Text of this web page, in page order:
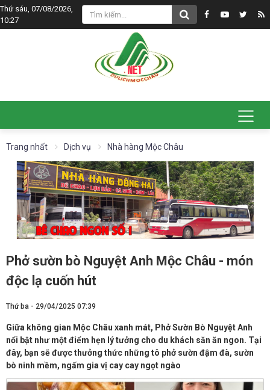
Thứ sáu, 07/08/2026,
10:27
Trang nhất Dịch vụ Nhà hàng Mộc Châu
Phở sườn bò Nguyệt Anh Mộc Châu - món
độc lạ cuốn hút
Thứ ba - 29/04/2025 07:39
Giữa không gian Mộc Châu xanh mát, Phở Sườn Bò Nguyệt Anh
nổi bật như một điểm hẹn lý tưởng cho du khách săn ăn ngon. Tại
đây, bạn sẽ được thưởng thức những tô phở sườn đậm đà, sườn
bò ninh mềm, ngấm gia vị cay cay ngọt ngào